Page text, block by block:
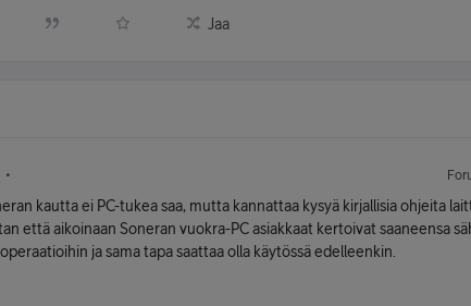
Jaa
kautta ei PC-tukea saa, mutta kannattaa kysyä kirjallisia ohjeita
että aikoinaan Soneran vuokra-PC asiakkaat kertoivat saaneensa
ja sama tapa saattaa olla käytössä edelleenkin.